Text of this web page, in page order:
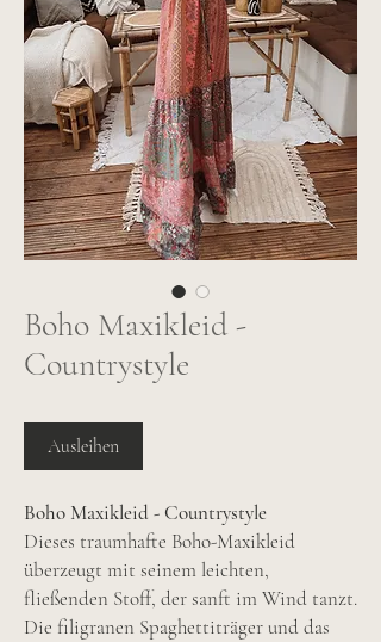
Boho Maxikleid -
Countrystyle
Ausleihen
Boho Maxikleid - Countrystyle
Dieses traumhafte Boho-Maxikleid
überzeugt mit seinem leichten,
fließenden Stoff, der sanft im Wind tanzt.
Die filigranen Spaghettiträger und das